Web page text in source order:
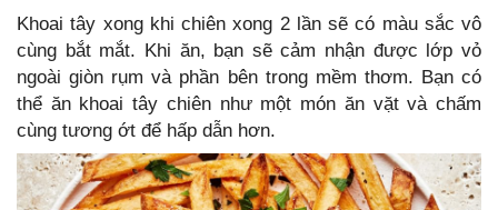
Khoai tây xong khi chiên xong 2 lần sẽ có màu sắc vô
cùng bắt mắt. Khi ăn, bạn sẽ cảm nhận được lớp vỏ
ngoài giòn rụm và phần bên trong mềm thơm. Bạn có
thể ăn khoai tây chiên như một món ăn vặt và chấm
cùng tương ớt để hấp dẫn hơn.